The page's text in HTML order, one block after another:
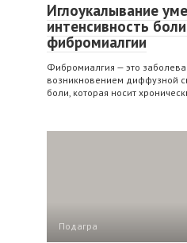
Иглоукалывание
интенсивность
фибромиалгии
Фибромиалгия — это
возникновением диффузной
боли, которая носит
Подагра